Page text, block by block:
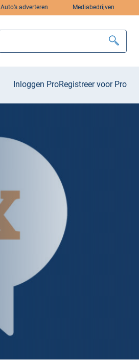
Auto’s adverteren Mediabedrijven
Inloggen ProRegistreer voor Pro